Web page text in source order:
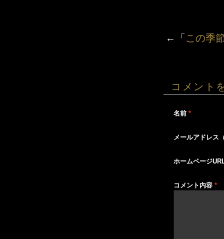
←「 この季
コメント
名前 *
メールアドレス
ホームページ
コメント内容 *